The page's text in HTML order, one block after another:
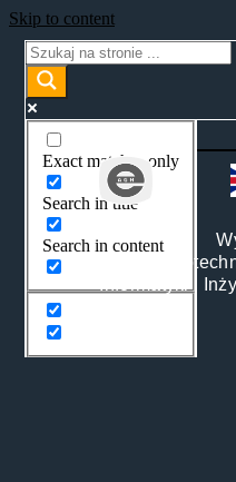
Skip to content
Exact matches only
Search in title
Search in content
Informatyki i